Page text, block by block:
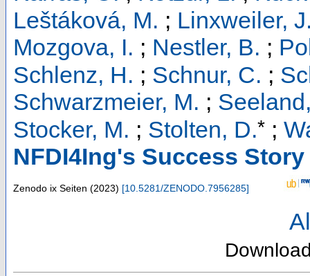
Leštáková, M. ; Linxweiler,
Mozgova, I. ; Nestler, B. ;
Schlenz, H. ; Schnur, C. ;
Schwarzmeier, M. ;
Stocker, M. ; Stolten, D.* ;
NFDI4Ing's Success Story
Zenodo ix Seiten (2023) [10.5281/ZENODO.7956285]